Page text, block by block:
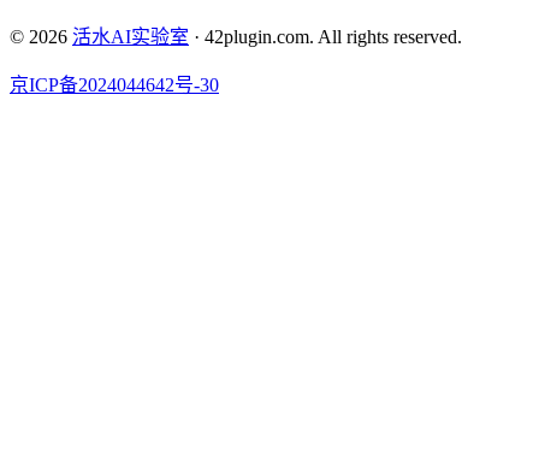
© 2026 活水AI实验室 · 42plugin.com. All rights reserved.
京ICP备2024044642号-30